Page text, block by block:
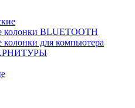
колонки BLUETOOTH
для компьютера